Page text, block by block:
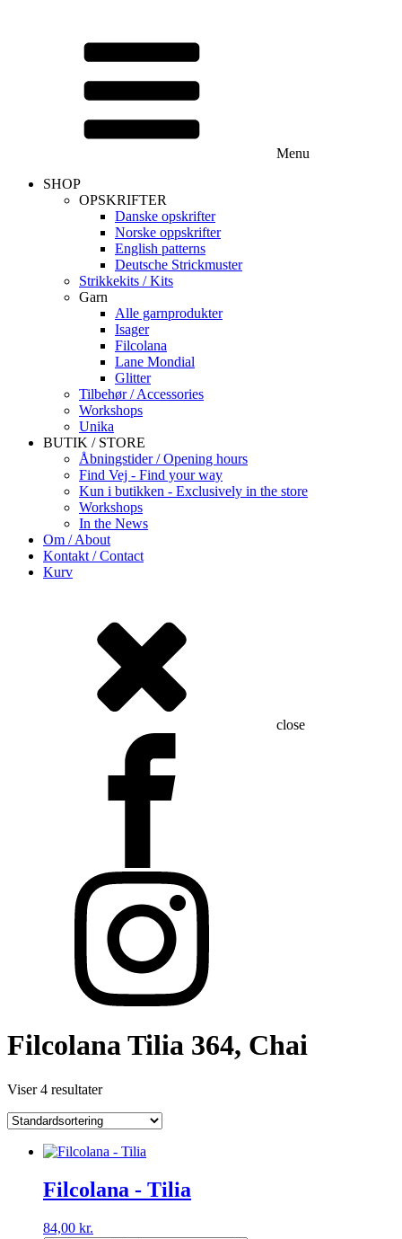
Menu
SHOP
OPSKRIFTER
Danske opskrifter
Norske oppskrifter
English patterns
Deutsche Strickmuster
Strikkekits / Kits
Garn
Alle garnprodukter
Isager
Filcolana
Lane Mondial
Glitter
Tilbehør / Accessories
Workshops
Unika
BUTIK / STORE
Åbningstider / Opening hours
Find Vej - Find your way
Kun i butikken - Exclusively in the store
Workshops
In the News
Om / About
Kontakt / Contact
Kurv
close
Filcolana Tilia 364, Chai
Viser 4 resultater
Filcolana - Tilia
84,00 kr.